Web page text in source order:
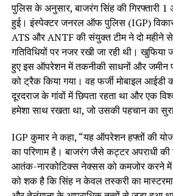
पुलिस के अनुसार, बाजरंग सिंह की गिरफ्तारी 1
हुई। इंस्पेक्टर जनरल ऑफ पुलिस (IGP)
ATS और ANTF की संयुक्त टीम ने दो महीने
गतिविधियों पर नजर रखी जा रही थी।
हुए इस ऑपरेशन में तकनीकी साधनों और जमीन
को ट्रैक किया गया। वह फर्जी मोबाइल आईडी
दूरदराज के गांवों में छिपता रहता था और एक
हमेशा साथ रखता था, जो उसकी पहचान का
IGP कुमार ने कहा, “यह ऑपरेशन हफ्तों की
का परिणाम है। बाजरंग जैसे कट्टर अपराधी की
आतंक-नारकोटिक्स नेक्सस को कमजोर करने
को शक है कि सिंह न केवल तस्करी का